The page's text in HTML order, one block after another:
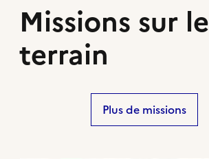
Missions sur le
terrain
Plus de missions